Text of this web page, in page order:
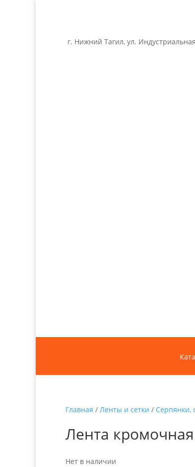
г. Нижний Тагил, ул.
Главная / Ленты и сетки / Серпянки,
Лента
Нет в наличии